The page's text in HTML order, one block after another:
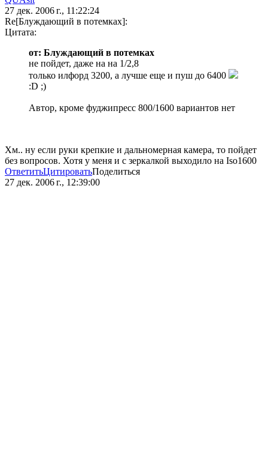
27 дек. 2006 г., 11:22:24
Re[Блуждающий в потемках]:
Цитата:
от: Блуждающий в потемках
не пойдет, даже на на 1/2,8
только илфорд 3200, а лучше еще и пуш до 6400
:D ;)
Автор, кроме фуджипресс 800/1600 вариантов нет
Хм.. ну если руки крепкие и дальномерная камера, то пойдет
без вопросов. Хотя у меня и с зеркалкой выходило на Iso1600
ОтветитьЦитироватьПоделиться
27 дек. 2006 г., 12:39:00